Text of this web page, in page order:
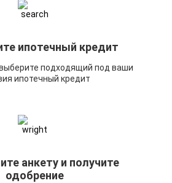
ипотечный кредит
подходящий под ваши
ипотечный кредит
анкету и получите
одобрение